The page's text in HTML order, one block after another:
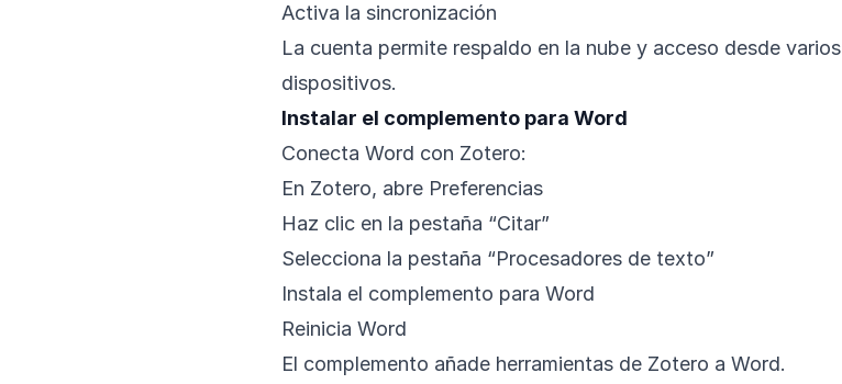
Activa la sincronización
La cuenta permite respaldo en la nube y acceso desde varios
dispositivos.
Instalar el complemento para Word
Conecta Word con Zotero:
En Zotero, abre Preferencias
Haz clic en la pestaña “Citar”
Selecciona la pestaña “Procesadores de texto”
Instala el complemento para Word
Reinicia Word
El complemento añade herramientas de Zotero a Word.